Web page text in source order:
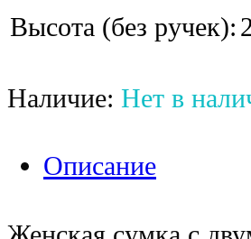
Высота (без ручек):
Наличие: Нет в
Описание